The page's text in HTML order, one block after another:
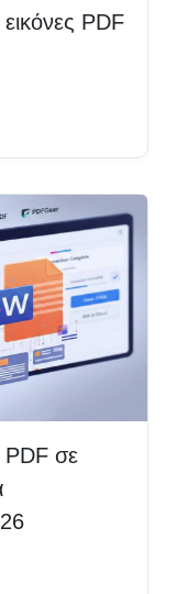
PDF
PDF σε